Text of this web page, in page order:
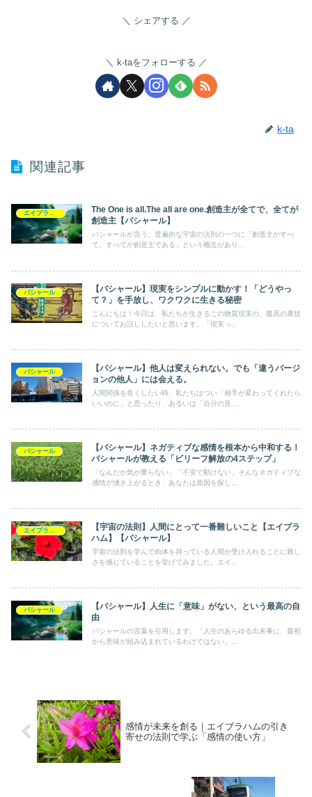
シェアする
k-taをフォローする
k-ta
関連記事
エイブラハム
The One is all.The all are one.創造主が全てで、全てが
創造主【バシャール】
バシャールが言う、普遍的な宇宙の法則の一つに「創造主がすべ
て、すべてが創造主である」という概念があり...
バシャール
【バシャール】現実をシンプルに動かす！「どうやっ
て？」を手放し、ワクワクに生きる秘密
こんにちは！今日は、私たちが生きるこの物質現実の、最高の裏技
についてお話ししたいと思います。「現実っ...
バシャール
【バシャール】他人は変えられない。でも「違うバージ
ョンの他人」には会える。
人間関係を良くしたい時、私たちはつい「相手が変わってくれたら
いいのに」と思ったり、あるいは「自分の見...
バシャール
【バシャール】ネガティブな感情を根本から中和する！
バシャールが教える「ビリーフ解放の4ステップ」
「なんだか気が乗らない」「不安で動けない」そんなネガティブな
感情が湧き上がるとき、あなたは原因を探し...
エイブラハム
【宇宙の法則】人間にとって一番難しいこと【エイブラ
ハム】【バシャール】
宇宙の法則を学んで肉体を持っている人間が受け入れることに難し
さを感じていることを挙げてみました。エイ...
バシャール
【バシャール】人生に「意味」がない、という最高の自
由
バシャールの言葉を引用します。「人生のあらゆる出来事に、最初
から意味が組み込まれているわけではない」...
感情が未来を創る｜エイブラハムの引き
寄せの法則で学ぶ「感情の使い方」